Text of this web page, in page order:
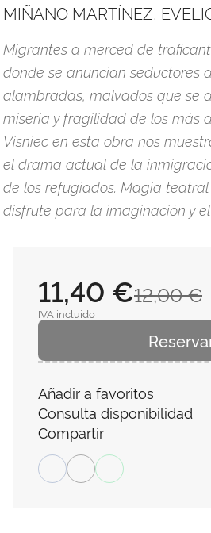
MIÑANO MARTÍNEZ,
Migrantes a merced de
donde se anuncian seductores
alambradas, malvados que se
miseria y fragilidad de los más
Visniec en esta obra nos
el drama actual de la
de los refugiados. Magia teatral
disfrute para la imaginación y el
12,00 €
11,40 €
IVA incluido
Añadir a favoritos
Consulta disponibilidad
Compartir